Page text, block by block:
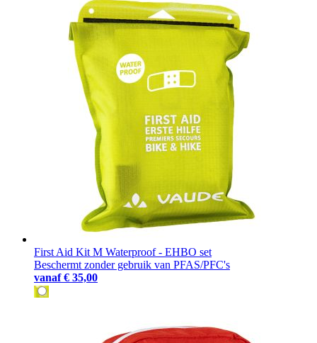
First Aid Kit M Waterproof - EHBO set
Beschermt zonder gebruik van PFAS/PFC's
vanaf € 35,00